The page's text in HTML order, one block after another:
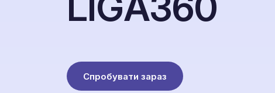
Спробувати зараз